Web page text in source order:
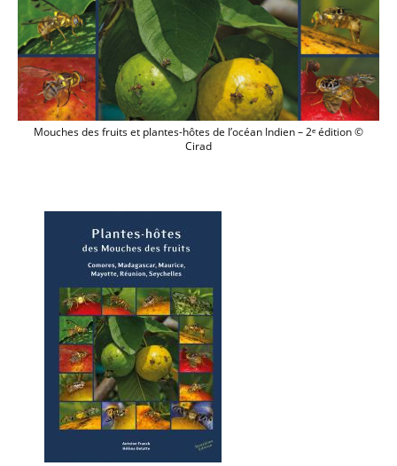
Mouches des fruits et plantes-hôtes de
Mouches des fruits et plantes-hôtes de l’océan Indien – 2ᵉ édition ©
Cirad